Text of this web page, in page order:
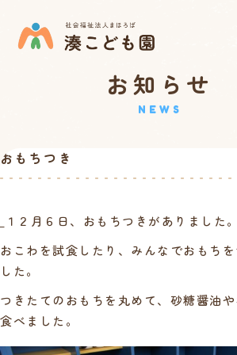
お知らせ
NEWS
おもちつき
１２月６日、おもちつきがありました。
おこわを試食したり、みんなでおもち
した。
つきたてのおもちを丸めて、砂糖醤油
食べました。